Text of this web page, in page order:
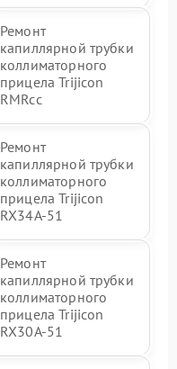
Ремонт
капиллярной трубки
коллиматорного
прицела Trijicon
RMRcc
Ремонт
капиллярной трубки
коллиматорного
прицела Trijicon
RX34A-51
Ремонт
капиллярной трубки
коллиматорного
прицела Trijicon
RX30A-51